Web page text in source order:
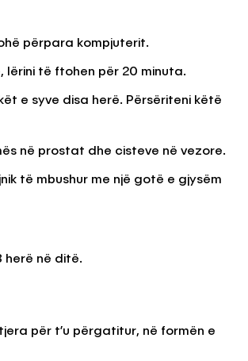
përpara kompjuterit.
lërini të ftohen për 20 minuta.
e syve disa herë. Përsëriteni këtë
në prostat dhe cisteve në vezore.
të mbushur me një gotë e gjysëm
herë në ditë.
për t’u përgatitur, në formën e